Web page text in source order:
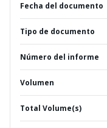
Fecha del documento
Tipo de documento
Número del informe
Volumen
Total Volume(s)